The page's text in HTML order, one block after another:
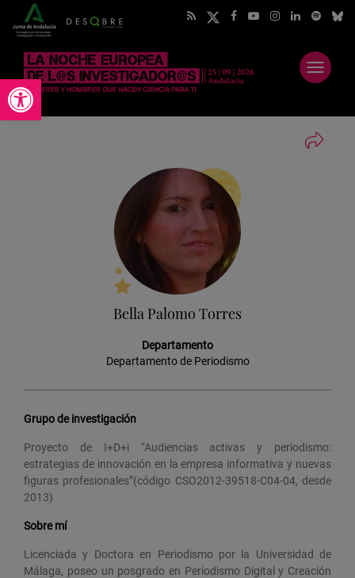
Abrir barra de herramientas
Abrir
menú
Bella Palomo Torres
Departamento
Departamento de Periodismo
Grupo de investigación
Proyecto de I+D+i “Audiencias activas y periodismo:
estrategias de innovación en la empresa informativa y nuevas
figuras profesionales”(código CSO2012-39518-C04-04, desde
2013)
Sobre mí
Licenciada y Doctora en Periodismo por la Universidad de
Málaga, poseo un posgrado en Periodismo Digital y Creación